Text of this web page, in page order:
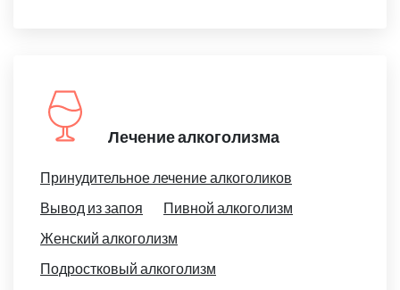
Лечение алкоголизма
Принудительное лечение алкоголиков
Вывод из запоя
Пивной алкоголизм
Женский алкоголизм
Подростковый алкоголизм